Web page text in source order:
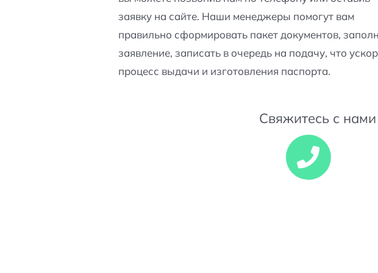
заявку на сайте. Наши менеджеры помогут вам
правильно сформировать пакет документов,
заявление, записать в очередь на подачу, что
процесс выдачи и изготовления паспорта.
Свяжитесь с